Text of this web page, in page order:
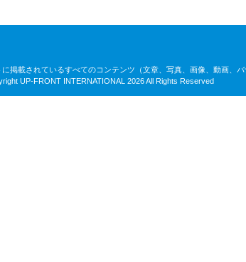
に掲載されているすべてのコンテンツ（文章、写真、画像、動画、
UP-FRONT INTERNATIONAL 2026 All Rights Reserved